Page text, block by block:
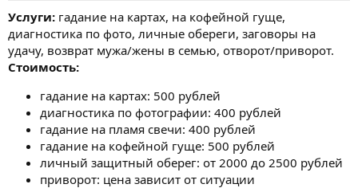
Услуги: гадание на картах, на кофейной гуще,
диагностика по фото, личные обереги, заговоры на
удачу, возврат мужа/жены в семью, отворот/приворот.
Стоимость:
гадание на картах: 500 рублей
диагностика по фотографии: 400 рублей
гадание на пламя свечи: 400 рублей
гадание на кофейной гуще: 500 рублей
личный защитный оберег: от 2000 до 2500 рублей
приворот: цена зависит от ситуации